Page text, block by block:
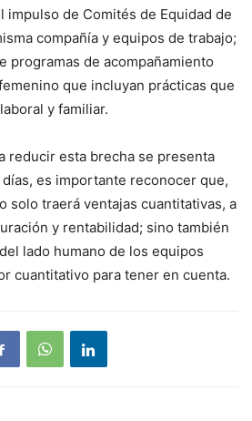
impulso de Comités de Equidad de
compañía y equipos de trabajo;
programas de acompañamiento
que incluyan prácticas que
y familiar.
reducir esta brecha se presenta
es importante reconocer que,
solo traerá ventajas cuantitativas, a
y rentabilidad; sino también
lado humano de los equipos
cuantitativo para tener en cuenta.